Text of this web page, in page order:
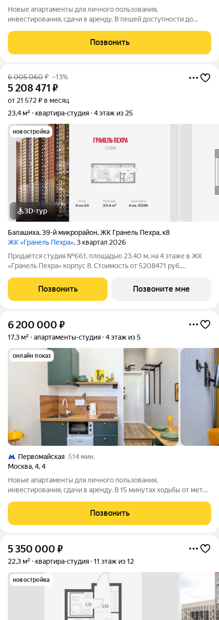
Новые апартаменты для личного пользования,
инвестирования, сдачи в аренду. В пешей доступности до
входной группой в помещения-студии.
Позвонить
6 005 060₽ –13%
5 208 471 ₽
от 21 572 ₽ в месяц
23,4 м²
квартира-студия 4 этаж из 25
новостройка
3D-тур
Балашиха,39-й микрорайон,ЖК Гранель Пехра, к8
ЖК «Гранель Пехра», 3 квартал 2026
Продаётся студия №661, площадью 23,40 м, на 4 этаже в ЖК
«Гранель Пехра» корпус 8. Стоимость от 5208471 руб.
двор. Современный комплекс «Гранель Пехра» расположен в
северной части Балашихи, в 8
Позвонить Позвоните мне
6 200 000 ₽
17,3 м² апартаменты-студия 4 этаж из 5
онлайн показ
Первомайская
14 мин.
Москва,4,4
Новые апартаменты для личного пользования,
инвестирования, сдачи в аренду. В 15 минутах ходьбы от метро
м; 5-этажное кирпичное жилое здание с отдельной входной
группой в помещения-студии.
Позвонить
5 350 000 ₽
22,3 м² квартира-студия 11 этаж из 12
новостройка